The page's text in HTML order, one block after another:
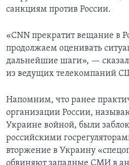
санкциям против России.
«CNN прекратит вещание в
продолжаем оценивать
дальнейшие шаги», — сказал
из ведущих телекомпаний
Напомним, что ранее
организации России,
Украине войной, были
российскими
вторжение в Украину